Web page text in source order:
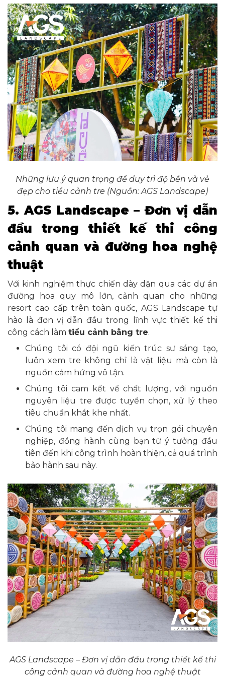
Những lưu ý quan trọng để duy trì độ bền và vẻ
đẹp cho tiểu cảnh tre (Nguồn: AGS Landscape)
5. AGS Landscape – Đơn vị dẫn
đầu trong thiết kế thi công
cảnh quan và đường hoa nghệ
thuật
Với kinh nghiệm thực chiến dày dặn qua các dự án
đường hoa quy mô lớn, cảnh quan cho những
resort cao cấp trên toàn quốc, AGS Landscape tự
hào là đơn vị dẫn đầu trong lĩnh vực thiết kế thi
công cách làm tiểu cảnh bằng tre.
Chúng tôi có đội ngũ kiến trúc sư sáng tạo,
luôn xem tre không chỉ là vật liệu mà còn là
nguồn cảm hứng vô tận.
Chúng tôi cam kết về chất lượng, với nguồn
nguyên liệu tre được tuyển chọn, xử lý theo
tiêu chuẩn khắt khe nhất.
Chúng tôi mang đến dịch vụ trọn gói chuyên
nghiệp, đồng hành cùng bạn từ ý tưởng đầu
tiên đến khi công trình hoàn thiện, cả quá trình
bảo hành sau này.
AGS Landscape – Đơn vị dẫn đầu trong thiết kế thi
công cảnh quan và đường hoa nghệ thuật